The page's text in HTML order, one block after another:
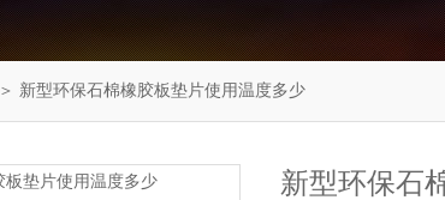
＞ 新型环保石棉橡胶板垫片使用温度多少
新型环保石